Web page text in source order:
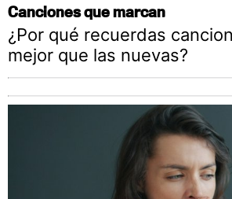
Canciones que marcan
¿Por qué recuerdas
mejor que las nuevas?